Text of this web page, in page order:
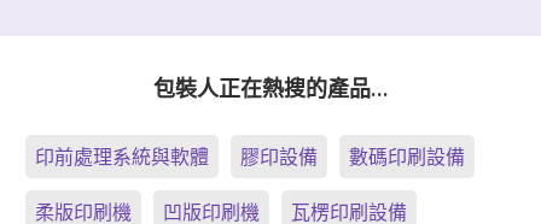
包裝人正在熱搜的產品…
印前處理系統與軟體 膠印設備 數碼印刷設備
柔版印刷機 凹版印刷機 瓦楞印刷設備